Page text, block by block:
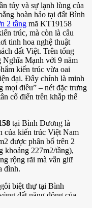
túy và sự lạnh lùng của
hoàn hảo tại đất Bình
2 tầng mã KT19158
trúc, mà còn là câu
tinh hoa nghệ thuật
đất Việt. Trên tổng
Mạnh với 9 năm
kiến trúc vừa oai
đại. Đây chính là minh
mọi điều” – nét đặc trưng
cổ điển trên khắp thế
tại Bình Dương là
của kiến trúc Việt Nam
được phân bổ trên 2
khoảng 227m2/tầng),
rộng rãi mà vẫn giữ
đình.
biệt thự tại Bình
đất năng động của